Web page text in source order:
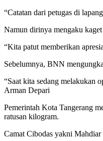
“Catatan dari petugas di
Namun dirinya mengaku
“Kita patut memberikan
Sebelumnya, BNN
“Saat kita sedang melakukan
Arman Depari
Pemerintah Kota Tangerang
ratusan kilogram.
Camat Cibodas yakni Mahdiar